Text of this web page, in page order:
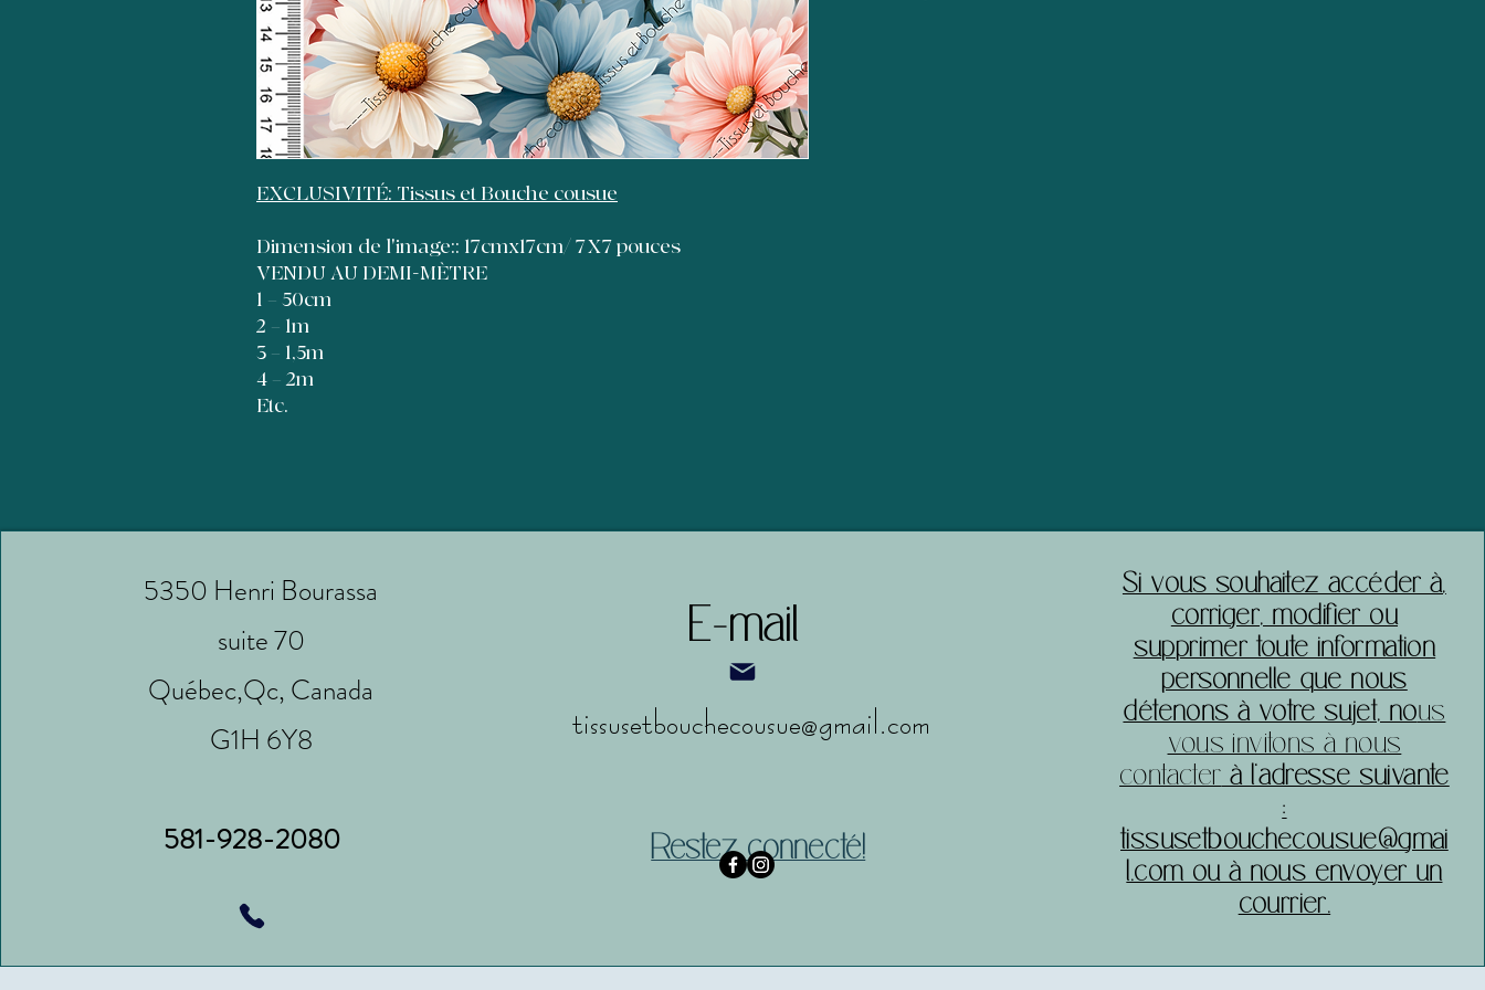
EXCLUSIVITÉ: Tissus et Bouche cousue
Dimension de l'image:: 17cmx17cm/ 7X7 pouces
VENDU AU DEMI-MÈTRE
1 = 50cm
2 = 1m
3 = 1,5m
4 = 2m
Etc.
5350 Henri Bourassa
suite 70
Québec,Qc, Canada
G1H 6Y8
581-928-2080
E-mail
tissusetbouchecousue@gmail.com
Restez connecté!
​Si vous souhaitez accéder à,
corriger, modifier ou
supprimer toute information
personnelle que nous
détenons à votre sujet, nous
vous invitons à nous
contacter à l’adresse suivante
:
tissusetbouchecousue@gmai
l.com ou à nous envoyer un
courrier.